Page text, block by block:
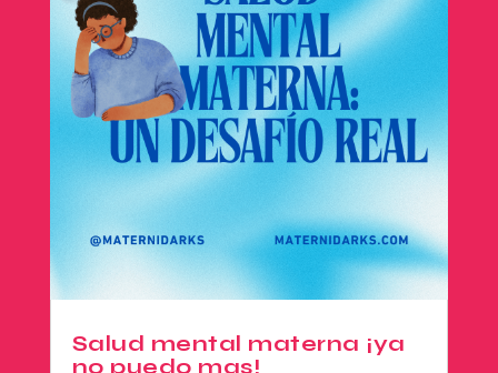
Salud mental materna ¡ya
no puedo mas!